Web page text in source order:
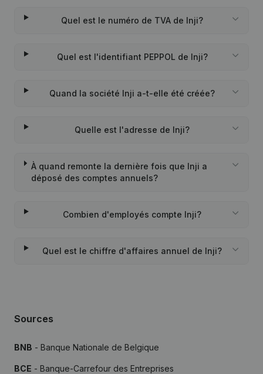
Quel est le numéro de TVA de Inji?
Quel est l'identifiant PEPPOL de Inji?
Quand la société Inji a-t-elle été créée?
Quelle est l'adresse de Inji?
À quand remonte la dernière fois que Inji a
déposé des comptes annuels?
Combien d'employés compte Inji?
Quel est le chiffre d'affaires annuel de Inji?
Sources
BNB - Banque Nationale de Belgique
BCE - Banque-Carrefour des Entreprises